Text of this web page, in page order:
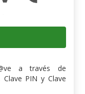
a través de
PIN y Clave